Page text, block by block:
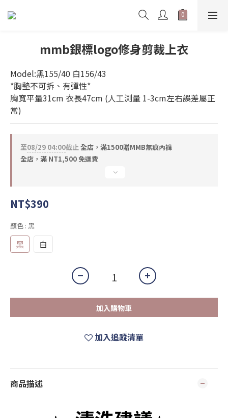
mmb銀標logo修身剪裁上衣
Model:黑155/40 白156/43
*胸墊不可拆、有彈性*
胸寬平量31cm 衣長47cm (人工測量 1-3cm左右誤差屬正
常)
至08/29 04:00截止全店，滿1500贈MMB無痕內褲
全店，滿 NT1,500 免運費
NT$390
顏色 : 黑
黑 白
加入購物車
加入追蹤清單
商品描述